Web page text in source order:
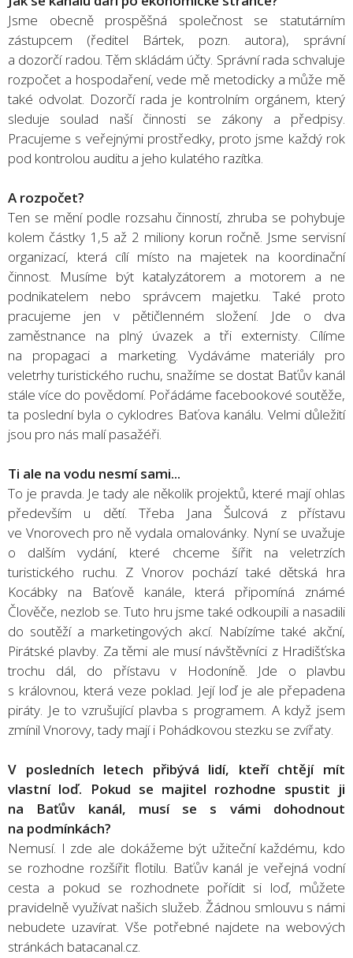
Jsme obecně prospěšná společnost se statutárním
zástupcem (ředitel Bártek, pozn. autora), správní
a dozorčí radou. Těm skládám účty. Správní rada schvaluje
rozpočet a hospodaření, vede mě metodicky a může mě
také odvolat. Dozorčí rada je kontrolním orgánem, který
sleduje soulad naší činnosti se zákony a předpisy.
Pracujeme s veřejnými prostředky, proto jsme každý rok
pod kontrolou auditu a jeho kulatého razítka.
A rozpočet?
Ten se mění podle rozsahu činností, zhruba se pohybuje
kolem částky 1,5 až 2 miliony korun ročně. Jsme servisní
organizací, která cílí místo na majetek na koordinační
činnost. Musíme být katalyzátorem a motorem a ne
podnikatelem nebo správcem majetku. Také proto
pracujeme jen v pětičlenném složení. Jde o dva
zaměstnance na plný úvazek a tři externisty. Cílíme
na propagaci a marketing. Vydáváme materiály pro
veletrhy turistického ruchu, snažíme se dostat Baťův kanál
stále více do povědomí. Pořádáme facebookové soutěže,
ta poslední byla o cyklodres Baťova kanálu. Velmi důležití
jsou pro nás malí pasažéři.
Ti ale na vodu nesmí sami...
To je pravda. Je tady ale několik projektů, které mají ohlas
především u dětí. Třeba Jana Šulcová z přístavu
ve Vnorovech pro ně vydala omalovánky. Nyní se uvažuje
o dalším vydání, které chceme šířit na veletrzích
turistického ruchu. Z Vnorov pochází také dětská hra
Kocábky na Baťově kanále, která připomíná známé
Člověče, nezlob se. Tuto hru jsme také odkoupili a nasadili
do soutěží a marketingových akcí. Nabízíme také akční,
Pirátské plavby. Za těmi ale musí návštěvníci z Hradišťska
trochu dál, do přístavu v Hodoníně. Jde o plavbu
s královnou, která veze poklad. Její loď je ale přepadena
piráty. Je to vzrušující plavba s programem. A když jsem
zmínil Vnorovy, tady mají i Pohádkovou stezku se zvířaty.
V posledních letech přibývá lidí, kteří chtějí mít
vlastní loď. Pokud se majitel rozhodne spustit ji
na Baťův kanál, musí se s vámi dohodnout
na podmínkách?
Nemusí. I zde ale dokážeme být užiteční každému, kdo
se rozhodne rozšířit flotilu. Baťův kanál je veřejná vodní
cesta a pokud se rozhodnete pořídit si loď, můžete
pravidelně využívat našich služeb. Žádnou smlouvu s námi
nebudete uzavírat. Vše potřebné najdete na webových
stránkách batacanal.cz.